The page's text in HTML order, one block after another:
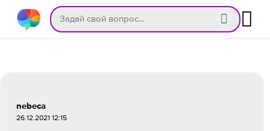
nebeca
26.12.2021 12:15